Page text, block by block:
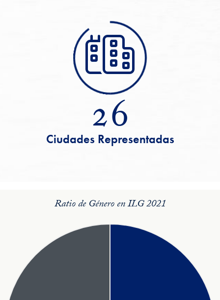
26
Ciudades Representadas
Ratio de Género en ILG 2021